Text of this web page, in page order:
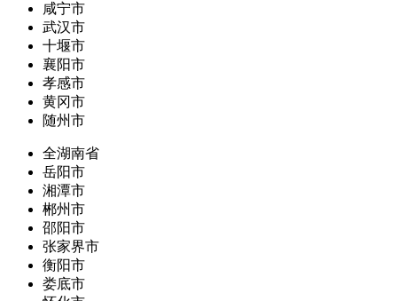
咸宁市
武汉市
十堰市
襄阳市
孝感市
黄冈市
随州市
全湖南省
岳阳市
湘潭市
郴州市
邵阳市
张家界市
衡阳市
娄底市